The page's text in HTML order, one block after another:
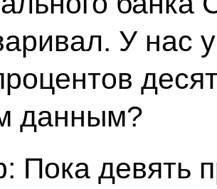
У нас
данным?
Пока девять